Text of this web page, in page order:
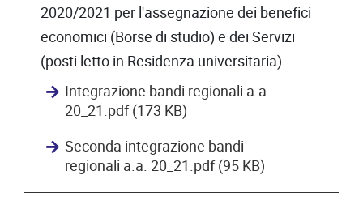
2020/2021 per l'assegnazione dei benefici
economici (Borse di studio) e dei Servizi
(posti letto in Residenza universitaria)
Integrazione bandi regionali a.a.
20_21.pdf (173 KB)
Seconda integrazione bandi
regionali a.a. 20_21.pdf (95 KB)